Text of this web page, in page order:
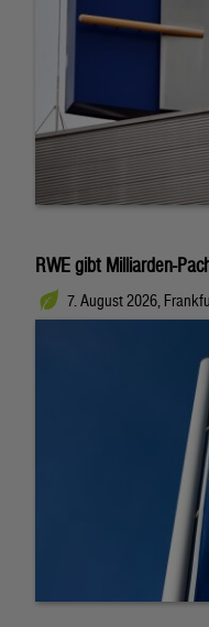
RWE gibt Milliarden-
7. August 2026,